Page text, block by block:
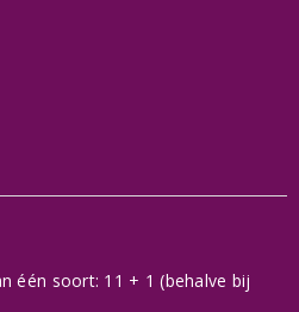
één soort: 11 + 1 (behalve bij